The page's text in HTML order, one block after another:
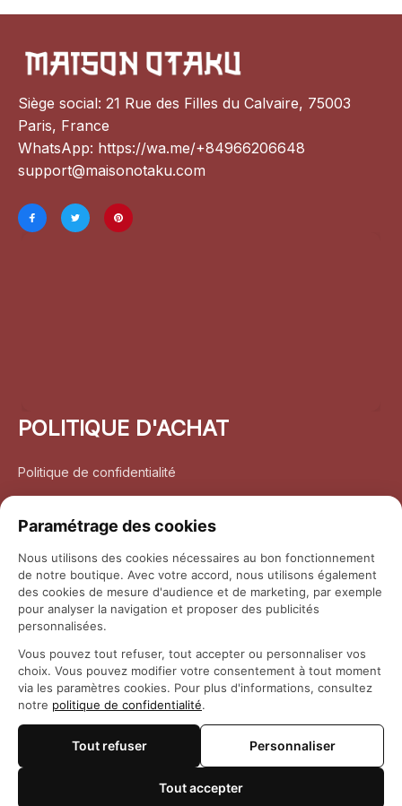
Siège social: 21 Rue des Filles du Calvaire, 75003
Paris, France
WhatsApp: https://wa.me/+84966206648
support@maisonotaku.com
POLITIQUE D'ACHAT
Politique de confidentialité
Politique de retour et remboursement
Coordonnées
Questions fréquemment posées
© 2026 Maison Otaku
Paramétrage des cookies
Nous utilisons des cookies nécessaires au bon fonctionnement
de notre boutique. Avec votre accord, nous utilisons également
des cookies de mesure d'audience et de marketing, par exemple
pour analyser la navigation et proposer des publicités
personnalisées.
Vous pouvez tout refuser, tout accepter ou personnaliser vos
choix. Vous pouvez modifier votre consentement à tout moment
via les paramètres cookies. Pour plus d'informations, consultez
notre politique de confidentialité.
Tout refuser Personnaliser
Tout accepter